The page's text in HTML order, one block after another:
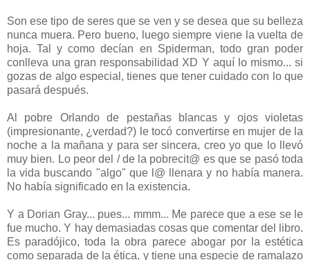
Son ese tipo de seres que se ven y se desea que su belleza
nunca muera. Pero bueno, luego siempre viene la vuelta de
hoja. Tal y como decían en Spiderman, todo gran poder
conlleva una gran responsabilidad XD Y aquí lo mismo... si
gozas de algo especial, tienes que tener cuidado con lo que
pasará después.
Al pobre Orlando de pestañas blancas y ojos violetas
(impresionante, ¿verdad?) le tocó convertirse en mujer de la
noche a la mañana y para ser sincera, creo yo que lo llevó
muy bien. Lo peor del / de la pobrecit@ es que se pasó toda
la vida buscando "algo" que l@ llenara y no había manera.
No había significado en la existencia.
Y a Dorian Gray... pues... mmm... Me parece que a ese se le
fue mucho. Y hay demasiadas cosas que comentar del libro.
Es paradójico, toda la obra parece abogar por la estética
como separada de la ética, y tiene una especie de ramalazo